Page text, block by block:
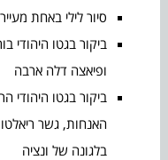
סיור לילי באחת
ביקור בגטו היהודי
ופיאצה דלה ארבה
ביקור בגטו היהודי
האנחות, גשר ריאלטו,
בלגונה של ונציה